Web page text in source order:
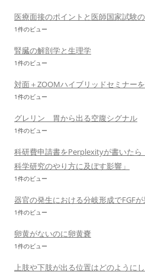
医療面接のポイントと医師国家試験
1件のビュー
腎臓の解剖学と生理学
1件のビュー
対面＋ZOOMハイブリッドセミナー
1件のビュー
グレリン 胃から出る空腹シグナル
1件のビュー
科研費申請書をPerplexityが書いた
科学研究のやり方に及ぼす影響」
1件のビュー
器官の発生における分岐形成でFGF
1件のビュー
卵黄がないのに卵黄嚢
1件のビュー
上肢や下肢が出る位置はどのように